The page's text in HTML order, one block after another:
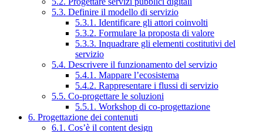
5.3. Definire il modello di servizio
5.3.1. Identificare gli attori coinvolti
5.3.2. Formulare la proposta di valore
5.3.3. Inquadrare gli elementi costitutivi del
servizio
5.4. Descrivere il funzionamento del servizio
5.4.1. Mappare l’ecosistema
5.4.2. Rappresentare i flussi di servizio
5.5. Co-progettare le soluzioni
5.5.1. Workshop di co-progettazione
6. Progettazione dei contenuti
6.1. Cos’è il content design